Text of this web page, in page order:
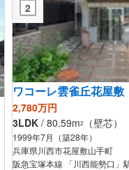
2
ワコーレ雲雀丘花屋敷
2,780万円
3LDK / 80.59m2 （壁芯）
1999年7月（築28年）
兵庫県川西市花屋敷山手町
阪急宝塚本線 「川西能勢口」